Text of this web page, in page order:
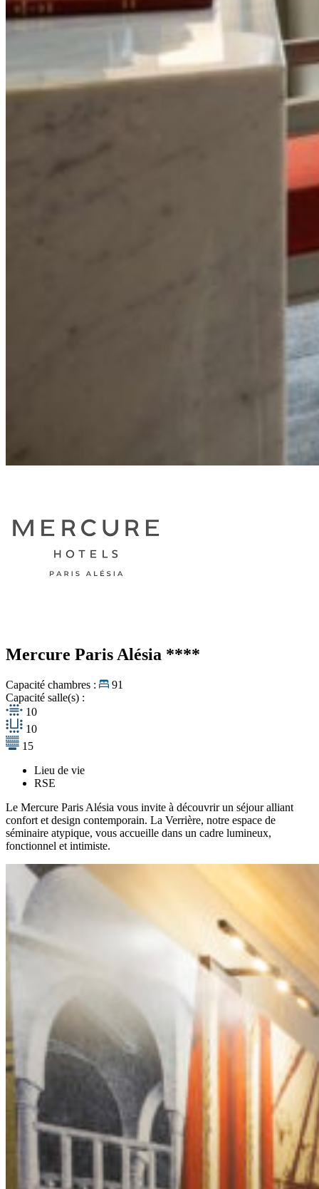
Mercure Paris Alésia ****
Capacité chambres :
91
Capacité salle(s) :
10
10
15
Lieu de vie
RSE
Le Mercure Paris Alésia vous invite à découvrir un séjour alliant
confort et design contemporain. La Verrière, notre espace de
séminaire atypique, vous accueille dans un cadre lumineux,
fonctionnel et intimiste.